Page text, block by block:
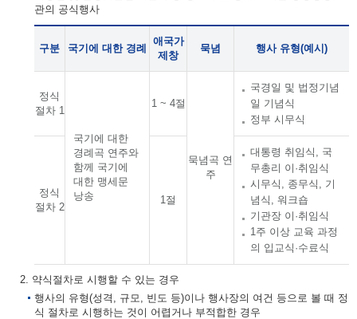
관의 공식행사
구분 국기에 대한 경례
애국가
제창
묵념 행사 유형(예시)
정식
절차 1
국기에 대한
경례곡 연주와
함께 국기에
대한 맹세문
낭송
1 ~ 4절
묵념곡 연
주
국경일 및 법정기념
일 기념식
정부 시무식
정식
절차 2
1절
대통령 취임식, 국
무총리 이·취임식
시무식, 종무식, 기
념식, 워크숍
기관장 이·취임식
1주 이상 교육 과정
의 입교식·수료식
2. 약식절차로 시행할 수 있는 경우
행사의 유형(성격, 규모, 빈도 등)이나 행사장의 여건 등으로 볼 때 정
식 절차로 시행하는 것이 어렵거나 부적합한 경우